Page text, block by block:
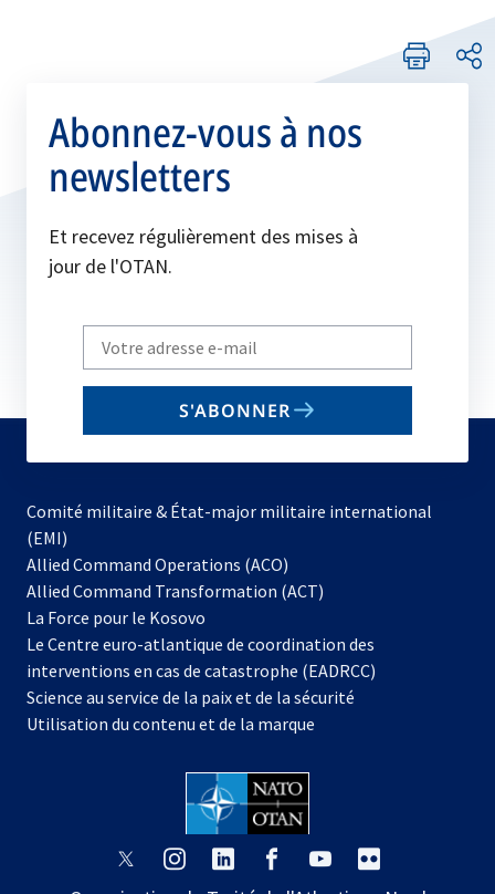
Abonnez-vous à nos
newsletters
Et recevez régulièrement des mises à
jour de l'OTAN.
Write
your
email
S'ABONNER
Comité militaire & État-major militaire international
(EMI)
Allied Command Operations (ACO)
dans
nouvel
onglet
Allied Command Transformation (ACT)
La Force pour le Kosovo
dans
un
nouvel
onglet
Le Centre euro-atlantique de coordination des
interventions en cas de catastrophe (EADRCC)
Science au service de la paix et de la sécurité
Utilisation du contenu et de la marque
s’ouvres’ouvres’ouvres’ouvres’ouvre